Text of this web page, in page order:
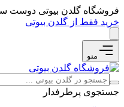
فروشگاه گلدن بیوتی دوست
خرید فقط از گلدن بیوتی
منو
جستجوی پرطرفدار